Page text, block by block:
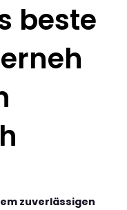
beste
zuverlässigen